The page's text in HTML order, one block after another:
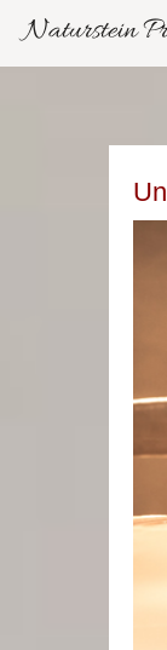
Naturstein